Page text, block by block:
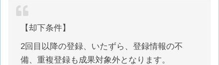
【却下条件】
2回目以降の登録、いたずら、登録情報の不
備、重複登録も成果対象外となります。